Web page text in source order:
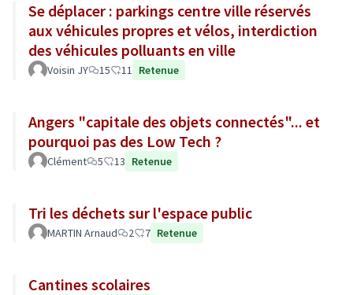
Se déplacer : parkings centre ville réservés
aux véhicules propres et vélos, interdiction
des véhicules polluants en ville
Voisin JY 15 11 Retenue
Angers "capitale des objets connectés"... et
pourquoi pas des Low Tech ?
Clément 5 13 Retenue
Tri les déchets sur l'espace public
MARTIN Arnaud 2 7 Retenue
Cantines scolaires